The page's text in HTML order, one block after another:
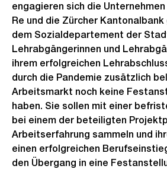
engagieren sich die
Re und die Zürcher
dem Sozialdepartement der
Lehrabgängerinnen und
ihrem erfolgreichen
durch die Pandemie zusätzlich
Arbeitsmarkt noch keine
haben. Sie sollen mit einer
bei einem der beteiligten
Arbeitserfahrung sammeln und
einen erfolgreichen
den Übergang in eine